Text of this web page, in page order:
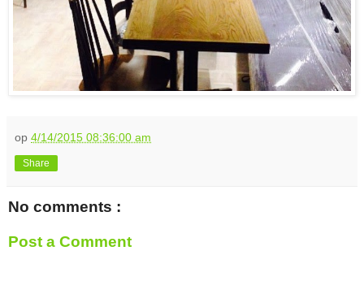
op 4/14/2015 08:36:00 am
Share
No comments :
Post a Comment